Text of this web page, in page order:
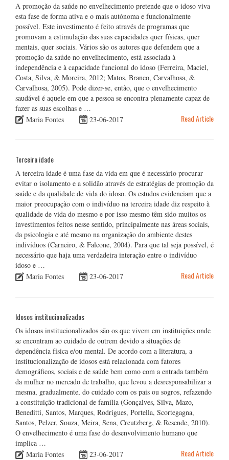
A promoção da saúde no envelhecimento pretende que o idoso viva
esta fase de forma ativa e o mais autónoma e funcionalmente
possível. Este investimento é feito através de programas que
promovam a estimulação das suas capacidades quer físicas, quer
mentais, quer sociais. Vários são os autores que defendem que a
promoção da saúde no envelhecimento, está associada à
independência e à capacidade funcional do idoso (Ferreira, Maciel,
Costa, Silva, & Moreira, 2012; Matos, Branco, Carvalhosa, &
Carvalhosa, 2005). Pode dizer-se, então, que o envelhecimento
saudável é aquele em que a pessoa se encontra plenamente capaz de
fazer as suas escolhas e …
Maria Fontes
23-06-2017 Read Article
Terceira idade
A terceira idade é uma fase da vida em que é necessário procurar
evitar o isolamento e a solidão através de estratégias de promoção da
saúde e da qualidade de vida do idoso. Os estudos evidenciam que a
maior preocupação com o indivíduo na terceira idade diz respeito à
qualidade de vida do mesmo e por isso mesmo têm sido muitos os
investimentos feitos nesse sentido, principalmente nas áreas sociais,
da psicologia e até mesmo na organização do ambiente destes
indivíduos (Carneiro, & Falcone, 2004). Para que tal seja possível, é
necessário que haja uma verdadeira interação entre o indivíduo
idoso e …
Maria Fontes
23-06-2017 Read Article
Idosos institucionalizados
Os idosos institucionalizados são os que vivem em instituições onde
se encontram ao cuidado de outrem devido a situações de
dependência física e/ou mental. De acordo com a literatura, a
institucionalização de idosos está relacionada com fatores
demográficos, sociais e de saúde bem como com a entrada também
da mulher no mercado de trabalho, que levou a desresponsabilizar a
mesma, gradualmente, do cuidado com os pais ou sogros, refazendo
a constituição tradicional de família (Gonçalves, Silva, Mazo,
Beneditti, Santos, Marques, Rodrigues, Portella, Scortegagna,
Santos, Pelzer, Souza, Meira, Sena, Creutzberg, & Resende, 2010).
O envelhecimento é uma fase do desenvolvimento humano que
implica …
Maria Fontes
23-06-2017 Read Article